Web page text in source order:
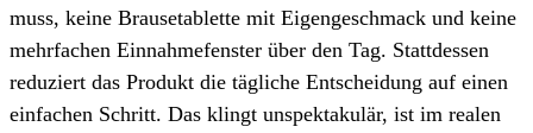
muss, keine Brausetablette mit Eigengeschmack und keine
mehrfachen Einnahmefenster über den Tag. Stattdessen
reduziert das Produkt die tägliche Entscheidung auf einen
einfachen Schritt. Das klingt unspektakulär, ist im realen